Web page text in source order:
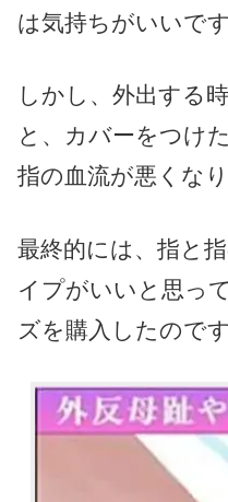
は気持ちがいいです
しかし、外出する
と、カバーをつけ
指の血流が悪くな
最終的には、指と
イプがいいと思っ
ズを購入したので